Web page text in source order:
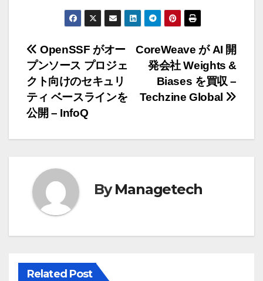
投
稿
ナ
ビ
ー
シ
CoreWeave が AI 開
発会社 Weights &
Biases を買収 –
Techzine Global
OpenSSF がオー
プンソース プロジェ
クト向けのセキュリ
ティ ベースラインを
公開 – InfoQ
ByManagetech
Related Post